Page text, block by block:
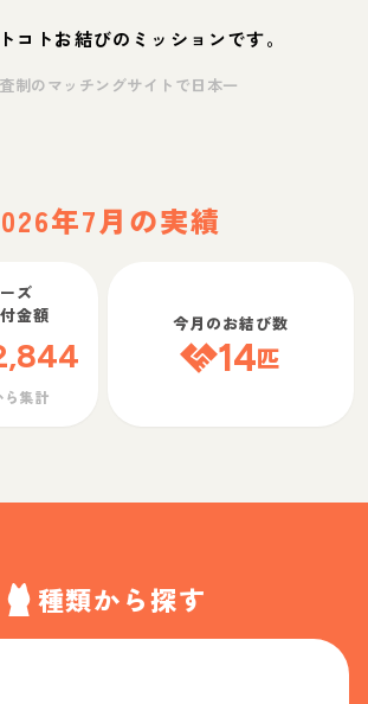
コトお結びのミッションです。
制のマッチングサイトで日本一
年7月の実績
ズ
金額
集計
今月のお結び数
14匹
種類から探す